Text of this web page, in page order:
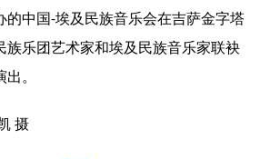
津
林
的中国-埃及民族音乐会在吉萨金字塔
族乐团艺术家和埃及民族音乐家联袂
。
摄